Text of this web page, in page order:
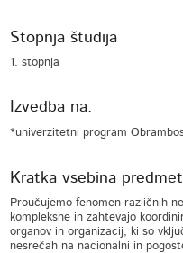
Stopnja študija
1. stopnja
Izvedba na:
*univerzitetni program
Kratka vsebina
Proučujemo fenomen različnih
kompleksne in zahtevajo
organov in organizacij, ki so
nesrečah na nacionalni in